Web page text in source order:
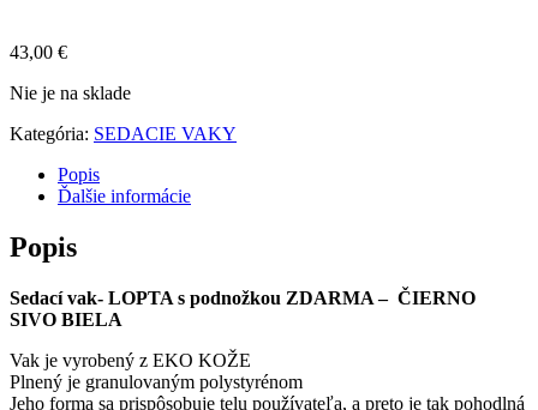
43,00 €
Nie je na sklade
Kategória: SEDACIE VAKY
Popis
Ďalšie informácie
Popis
Sedací vak- LOPTA s podnožkou ZDARMA – ČIERNO
SIVO BIELA
Vak je vyrobený z EKO KOŽE
Plnený je granulovaným polystyrénom
Jeho forma sa prispôsobuje telu používateľa, a preto je tak pohodlná